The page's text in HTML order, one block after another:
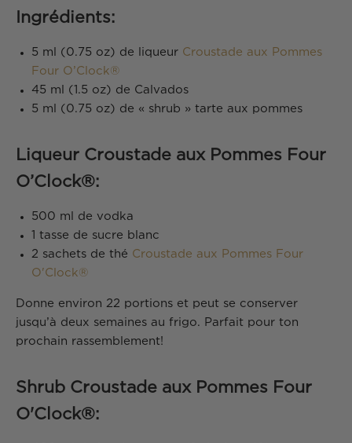
Ingrédients:
5 ml (0.75 oz) de liqueur Croustade aux Pommes
Four O’Clock®
45 ml (1.5 oz) de Calvados
5 ml (0.75 oz) de « shrub » tarte aux pommes
Liqueur Croustade aux Pommes Four
O’Clock®:
500 ml de vodka
1 tasse de sucre blanc
2 sachets de thé Croustade aux Pommes Four
O'Clock®
Donne environ 22 portions et peut se conserver
jusqu’à deux semaines au frigo. Parfait pour ton
prochain rassemblement!
Shrub Croustade aux Pommes Four
O'Clock®: